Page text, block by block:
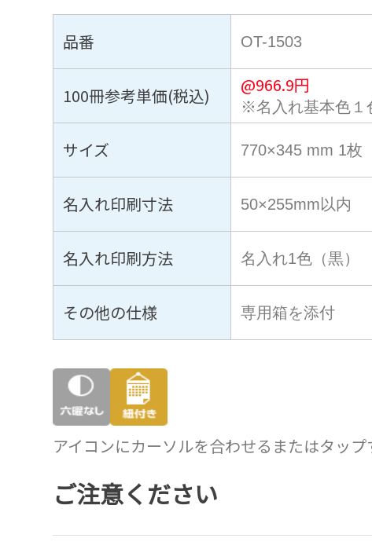
品番 OT-1503
100冊参考単価(税込) @966.9円
※名入れ基本色１
サイズ 770×345 mm 1枚
名入れ印刷寸法 50×255mm以内
名入れ印刷方法 名入れ1色（黒）
その他の仕様 専用箱を添付
アイコンにカーソルを合わせるまたはタップ
ご注意ください